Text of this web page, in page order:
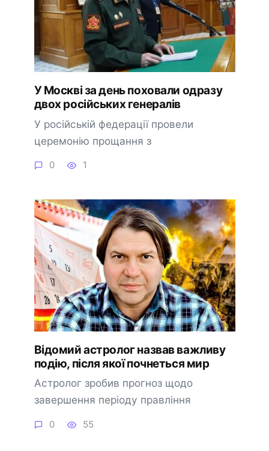
У Москві за день поховали одразу
двох російських генералів
У російській федерації провели
церемонію прощання з
0 1
Відомий астролог назвав важливу
подію, після якої почнеться мир
Астролог зробив прогноз щодо
завершення періоду правління
0 55